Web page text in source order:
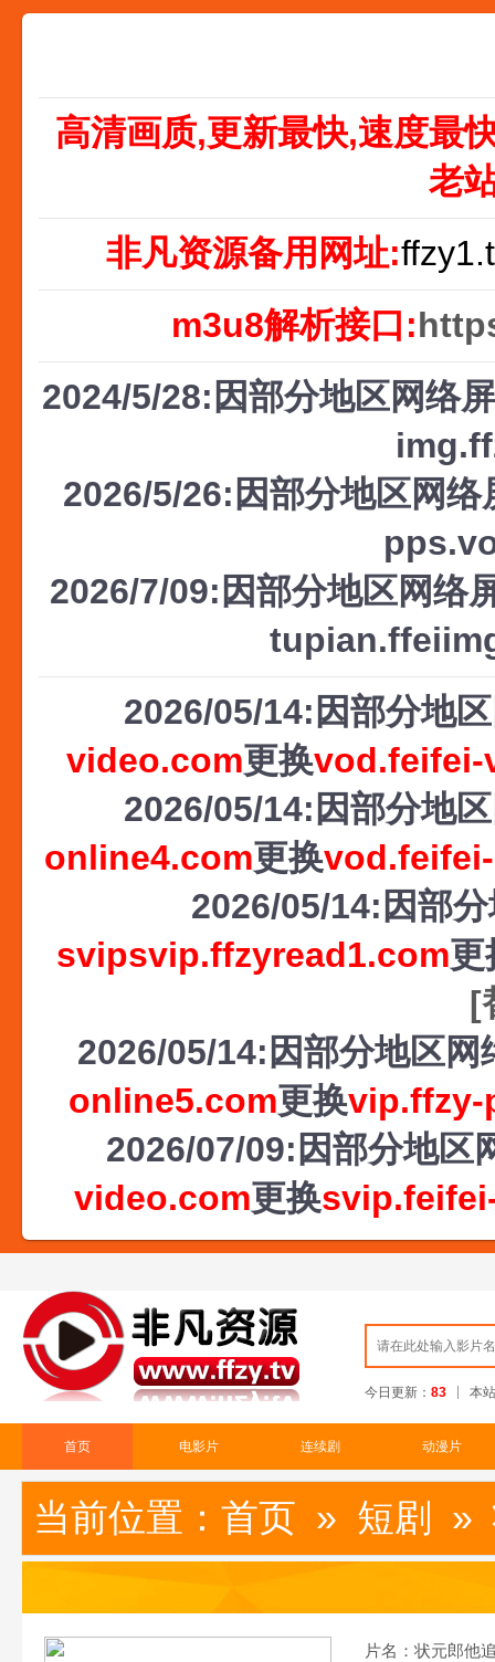
高清画质,更新最快,速度最
老
非凡资源备用网址:
m3u8解析接口:
2024/5/28:因部分地区网络
2026/5/26:因部分地区网
2026/7/09:因部分地区网
2026/05/14:因部分地
video.com更换vod.feifei-
2026/05/14:因部分地
online4.com更换
2026/05/14:因部
svipsvip.ffzyread1.com更
[
2026/05/14:因部分地区网
online5.com更换vip.ffzy-
2026/07/09:因部分地区
video.com更换
今日更新： 83 本
首页 电影片 连续剧 动漫片
当前位置： 首页 » 短剧 »
片名：状元郎他